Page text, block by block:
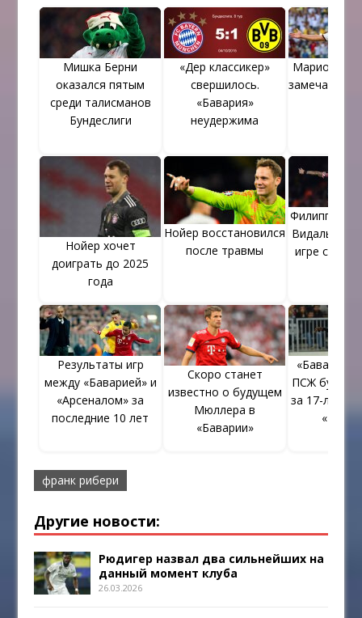
Мишка Берни
оказался пятым
среди талисманов
Бундеслиги
«Дер классикер»
свершилось.
«Бавария»
неудержима
Марио
замечание
Нойер хочет
доиграть до 2025
года
Нойер восстановился
после травмы
Филипп Лам
Видаль об
игре с
Результаты игр
между «Баварией» и
«Арсеналом» за
последние 10 лет
Скоро станет
известно о будущем
Мюллера в
«Баварии»
«Бавария»,
ПСЖ будут
за 17-
франк рибери
Другие новости:
Рюдигер назвал два сильнейших на
данный момент клуба
26.03.2026